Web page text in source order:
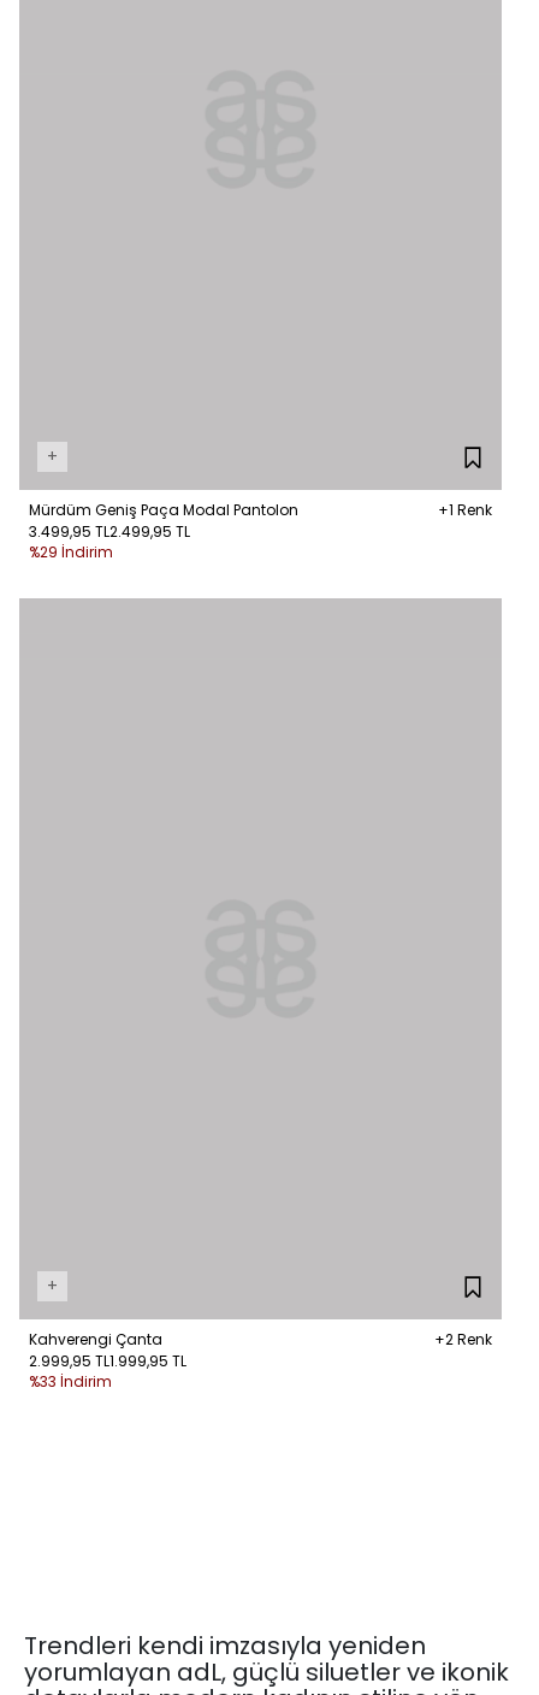
+
Mürdüm Geniş Paça Modal Pantolon
+1 Renk
3.499,95 TL2.499,95 TL
%29 İndirim
+
Kahverengi Çanta
+2 Renk
2.999,95 TL1.999,95 TL
%33 İndirim
Trendleri kendi imzasıyla yeniden
yorumlayan adL, güçlü siluetler ve ikonik